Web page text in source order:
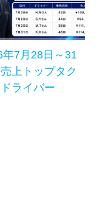
年7月28日～31
上トップタク
ライバー